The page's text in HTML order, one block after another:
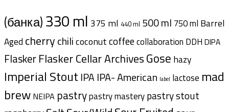
(банка)330 ml 375 ml 440 ml 500 ml 750 ml Barrel
Aged cherrychilicoconutcoffeecollaboration DDH DIPA
FlaskerFlasker Cellar ArchivesGose hazy
Imperial Stout IPA IPA- American label lactose mad
brew NEIPA pastrypastry masterypastry stout